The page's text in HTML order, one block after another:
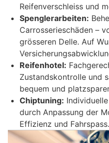
Reifenverschleiss und
Spenglerarbeiten:
Carrosserieschäden –
grösseren Delle. Auf
Reifenhotel:
Zustandskontrolle und
bequem und
Chiptuning:
durch Anpassung der
Effizienz und Fahrspass.